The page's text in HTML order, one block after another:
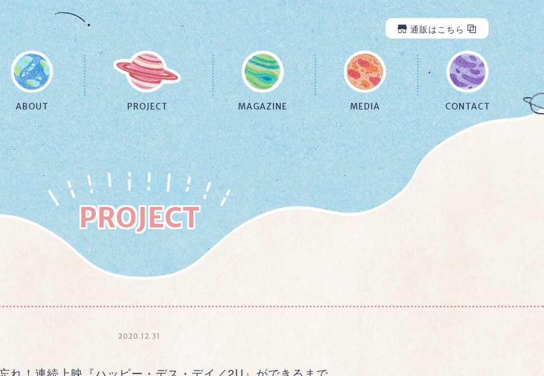
通販はこちら
ABOUT PROJECT MAGAZINE MEDIA CONTACT
PROJECT
2020.12.31
れ！連続上映『ハッピー・デス・デイ／2U』ができるまで